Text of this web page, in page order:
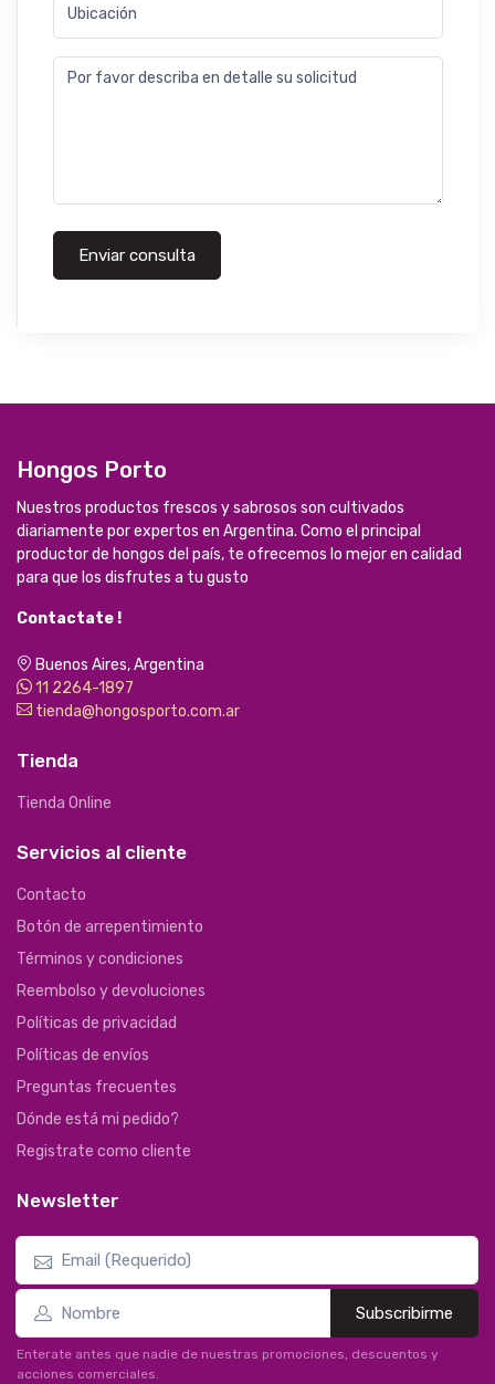
Ubicación
Por favor describa en detalle su solicitud
Enviar consulta
Hongos Porto
Nuestros productos frescos y sabrosos son cultivados
diariamente por expertos en Argentina. Como el principal
productor de hongos del país, te ofrecemos lo mejor en calidad
para que los disfrutes a tu gusto
Contactate !
Buenos Aires, Argentina
11 2264-1897
tienda@hongosporto.com.ar
Tienda
Tienda Online
Servicios al cliente
Contacto
Botón de arrepentimiento
Términos y condiciones
Reembolso y devoluciones
Políticas de privacidad
Políticas de envíos
Preguntas frecuentes
Dónde está mi pedido?
Registrate como cliente
Newsletter
Subscribirme
Enterate antes que nadie de nuestras promociones, descuentos y
acciones comerciales.